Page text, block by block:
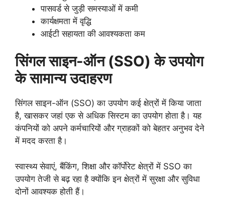
पासवर्ड से जुड़ी समस्याओं में कमी
कार्यक्षमता में वृद्धि
आईटी सहायता की आवश्यकता कम
सिंगल साइन-ऑन (SSO) के उपयोग
के सामान्य उदाहरण
सिंगल साइन-ऑन (SSO) का उपयोग कई क्षेत्रों में किया जाता
है, खासकर जहां एक से अधिक सिस्टम का उपयोग होता है। यह
कंपनियों को अपने कर्मचारियों और ग्राहकों को बेहतर अनुभव देने
में मदद करता है।
स्वास्थ्य सेवाएं, बैंकिंग, शिक्षा और कॉर्पोरेट क्षेत्रों में SSO का
उपयोग तेजी से बढ़ रहा है क्योंकि इन क्षेत्रों में सुरक्षा और सुविधा
दोनों आवश्यक होती हैं।